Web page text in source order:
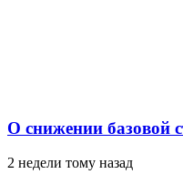
О снижении базовой
2 недели тому назад